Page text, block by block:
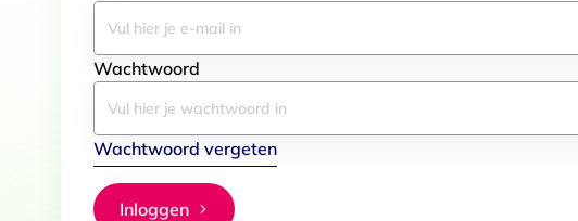
Wachtwoord
Wachtwoord vergeten
Inloggen